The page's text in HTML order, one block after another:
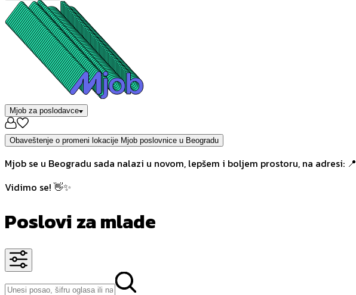
Mjob za poslodavce
Obaveštenje o promeni lokacije Mjob poslovnice u Beogradu
Mjob se u Beogradu sada nalazi u novom, lepšem i boljem prostoru, na adresi: 📍
Vidimo se! 👋✨
Poslovi za mlade